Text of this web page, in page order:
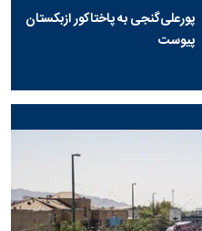
پورعلی‌گنجی به پاختاکور ازبکستان
پیوست